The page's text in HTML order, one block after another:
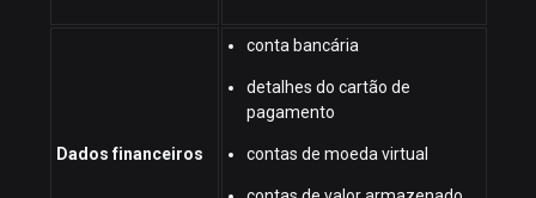
Dados financeiros
conta bancária
detalhes do cartão de
pagamento
contas de moeda virtual